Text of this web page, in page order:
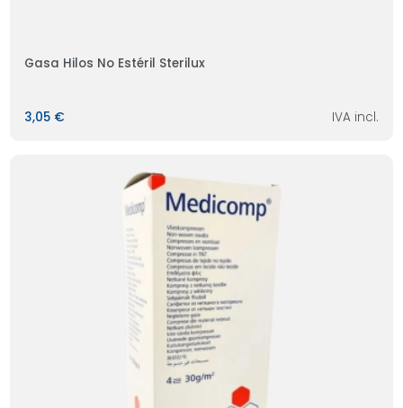
Gasa Hilos No Estéril Sterilux
3,05 € IVA incl.